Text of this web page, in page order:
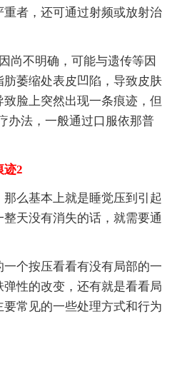
者，还可通过射频或放射治
尚不明确，可能与遗传等因
萎缩处表皮凹陷，导致皮肤
脸上突然出现一条痕迹，但
办法，一般通过口服依那普
2
么基本上就是睡觉压到引起
天没有消失的话，就需要通
个按压看看有没有局部的一
性的改变，还有就是看看局
常见的一些处理方式和行为